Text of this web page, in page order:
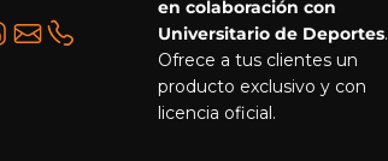
en colaboración con
Universitario de Deportes.
Ofrece a tus clientes un
producto exclusivo y con
licencia oficial.